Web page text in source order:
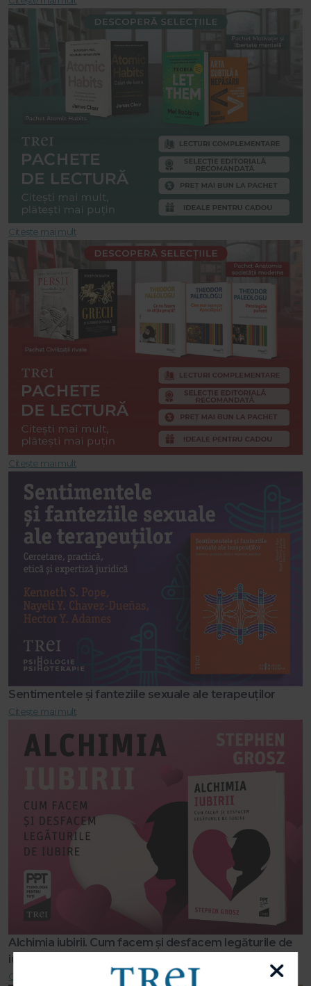
Citește mai mult
Citește mai mult
Sentimentele și fanteziile sexuale ale terapeuților
Citește mai mult
Alchimia iubirii. Cum facem și desfacem legăturile de
iubire
Citește mai mult